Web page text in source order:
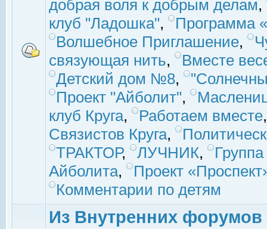
добрая воля к добрым делам,
клуб "Ладошка",
Программа
Волшебное Приглашение,
связующая нить,
Вместе
Детский дом №8,
Проект "Айболит",
клуб Круга, Работаем вместе
Связистов Круга,
ТРАКТОР, ЛУЧНИК,
Айболита,
Проект
Комментарии по детям
Из Внутренних форумов